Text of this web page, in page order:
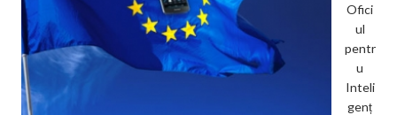
Ofici
ul
pentr
u
Inteli
genț